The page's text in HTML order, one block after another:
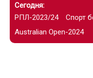
Сегодня:
РПЛ-2023/24
Спорт
Australian Open-2024